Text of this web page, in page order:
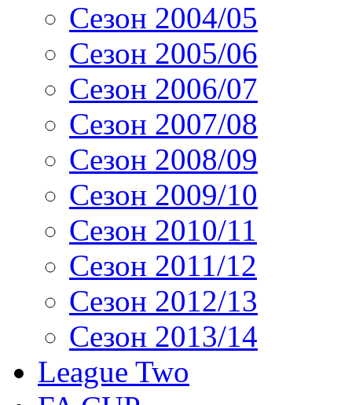
Сезон 2004/05
Сезон 2005/06
Сезон 2006/07
Сезон 2007/08
Сезон 2008/09
Сезон 2009/10
Сезон 2010/11
Сезон 2011/12
Сезон 2012/13
Сезон 2013/14
League Two